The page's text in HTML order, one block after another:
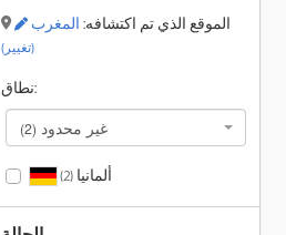
الموقع الذي تم اكتشافه: المغرب
(تغيير)
نطاق:
غير محدود (2)
ألمانيا(2)